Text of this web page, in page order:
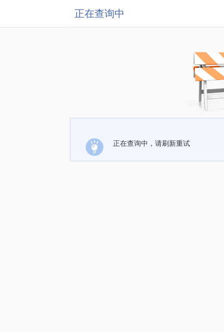
正在查询中
正在查询中，请刷新重试